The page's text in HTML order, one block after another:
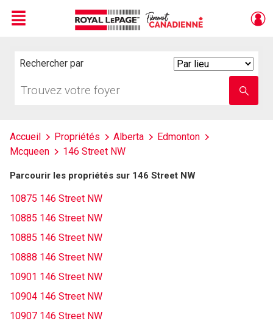
Menu
Rechercher par
votre
nom
Accueil Propriétés Alberta
Edmonton
Mcqueen
146 Street NW
Parcourir les propriétés sur 146 Street NW
10875 146 Street NW
10885 146 Street NW
10885 146 Street NW
10888 146 Street NW
10901 146 Street NW
10904 146 Street NW
10907 146 Street NW